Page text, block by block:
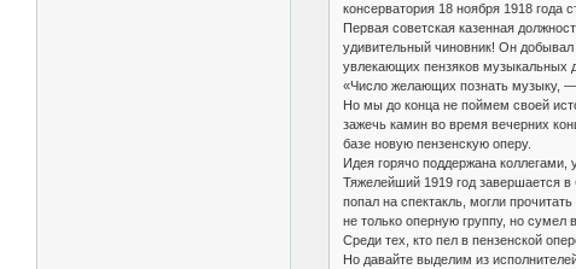
консерватория 18 ноября 1918 года
Первая советская казенная
удивительный чиновник! Он
увлекающих пензяков музыкальных
«Число желающих познать музыку,
Но мы до конца не поймем своей
зажечь камин во время вечерних
базе новую пензенскую оперу.
Идея горячо поддержана
Тяжелейший 1919 год завершается
попал на спектакль, могли
не только оперную группу, но сумел
Среди тех, кто пел в пензенской
Но давайте выделим из